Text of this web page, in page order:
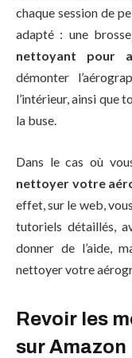
chaque session de
adapté : une
nettoyant pour
démonter
l’intérieur, ainsi que
la buse.
Dans le cas où
nettoyer votre
effet, sur le web,
tutoriels détaillés,
donner de l’aide,
nettoyer votre
Revoir les
sur Amazon